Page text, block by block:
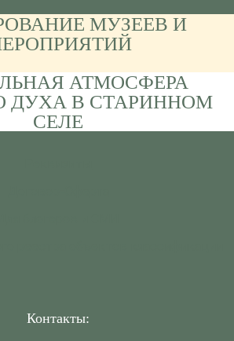
МУЗЕЕВ И
АТМОСФЕРА
ДУХА В СТАРИННОМ
СЕЛЕ
Контакты: